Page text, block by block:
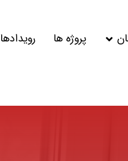
پروژه ها
رویدادها